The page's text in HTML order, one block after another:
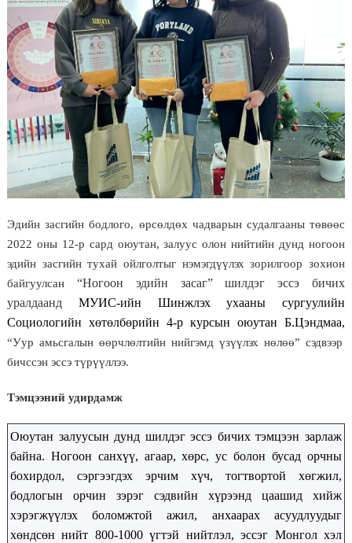
Эдийн засгийн бодлого, өрсөлдөх чадварын судалгааны төвөөс
2022 оны 12-р сард оюутан, залуус олон нийтийн дунд ногоон
эдийн засгийн тухай ойлголтыг нэмэгдүүлэх зорилгоор зохион
байгуулсан
“Ногоон эдийн засаг” шилдэг эссэ бичих
уралдаандМУИС-ийн Шинжлэх ухааны сургуулийн
Социологийн хөтөлбөрийн 4-р курсын оюутан Б.Цэндмаа,
“Уур амьсгалын өөрчлөлтийн нийгэмд үзүүлэх нөлөө” сэдвээр
бичссэн эссэ түрүүллээ.
Тэмцээний удирдамж
Оюутан залуусын дунд шилдэг эссэ бичих тэмцээн зарлаж
байна. Ногоон санхүү, агаар, хөрс, ус болон бусад орчны
бохирдол, сэргээгдэх эрчим хүч, тогтвортой хөгжил,
бодлогын орчин зэрэг сэдвийн хүрээнд цаашид хийж
хэрэгжүүлэх боломжтой ажил, анхаарах асуудлуудыг
хөндсөн нийт 800-1000 үгтэй нийтлэл, эссэг Монгол хэл